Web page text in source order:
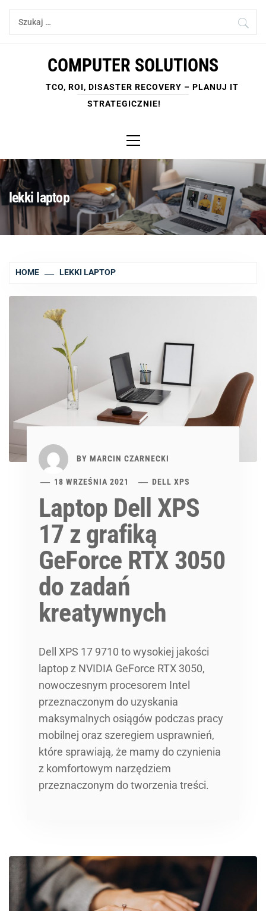
Skip
Szukaj:
COMPUTER SOLUTIONS
TCO, ROI, DISASTER RECOVERY – PLANUJ IT
STRATEGICZNIE!
Menu
lekki laptop
HOME LEKKI LAPTOP
BY MARCIN CZARNECKI
18 WRZEŚNIA 2021 DELL XPS
Laptop Dell XPS
17 z grafiką
GeForce RTX 3050
do zadań
kreatywnych
Dell XPS 17 9710 to wysokiej jakości
laptop z NVIDIA GeForce RTX 3050,
nowoczesnym procesorem Intel
przeznaczonym do uzyskania
maksymalnych osiągów podczas pracy
mobilnej oraz szeregiem usprawnień,
które sprawiają, że mamy do czynienia
z komfortowym narzędziem
przeznaczonym do tworzenia treści.